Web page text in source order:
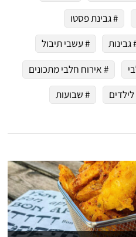
# גבינת פסטו
גבינות
# עשבי תיבול
# אירוח חלבי מתכונים
# שבועות